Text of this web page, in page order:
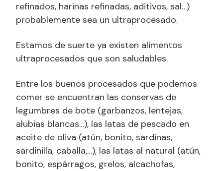
refinados, harinas refinadas, aditivos, sal…)
probablemente sea un ultraprocesado.
Estamos de suerte ya existen alimentos
ultraprocesados que son saludables.
Entre los buenos procesados que podemos
comer se encuentran las conservas de
legumbres de bote (garbanzos, lentejas,
alubias blancas…), las latas de pescado en
aceite de oliva (atún, bonito, sardinas,
sardinilla, caballa,…), las latas al natural (atún,
bonito, espárragos, grelos, alcachofas,